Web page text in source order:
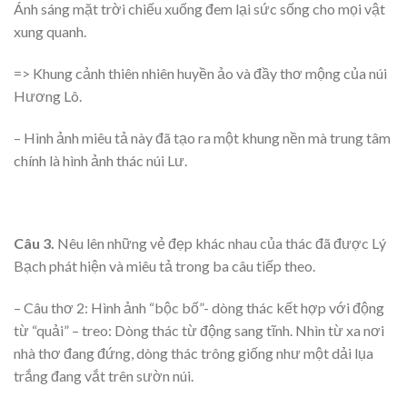
Ánh sáng mặt trời chiếu xuống đem lại sức sống cho mọi vật
xung quanh.
=> Khung cảnh thiên nhiên huyền ảo và đầy thơ mộng của núi
Hương Lô.
– Hình ảnh miêu tả này đã tạo ra một khung nền mà trung tâm
chính là hình ảnh thác núi Lư.
Câu 3. Nêu lên những vẻ đẹp khác nhau của thác đã được Lý
Bạch phát hiện và miêu tả trong ba câu tiếp theo.
– Câu thơ 2: Hình ảnh “bộc bố”- dòng thác kết hợp với động
từ “quải” – treo: Dòng thác từ động sang tĩnh. Nhìn từ xa nơi
nhà thơ đang đứng, dòng thác trông giống như một dải lụa
trắng đang vắt trên sườn núi.